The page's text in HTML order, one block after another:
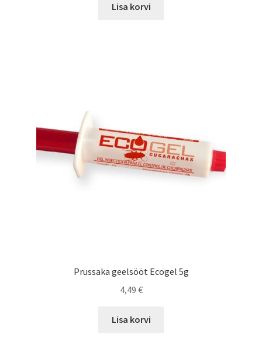
Lisa korvi
Prussaka geelsööt Ecogel 5g
4,49 €
Lisa korvi